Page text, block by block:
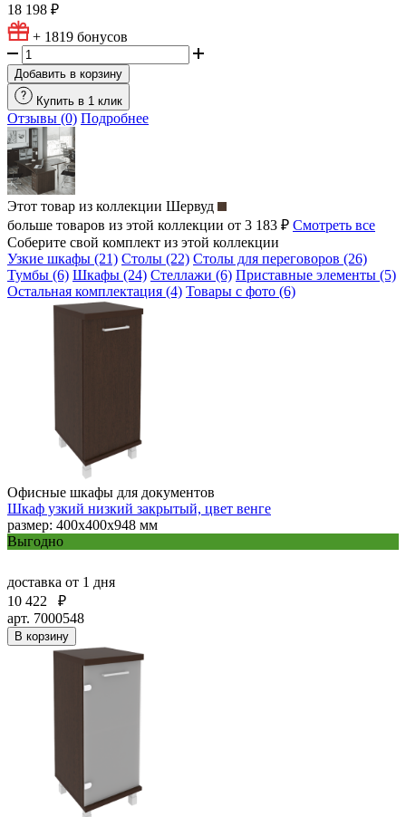
18 198 ₽
+ 1819 бонусов
Добавить в корзину
Купить в 1 клик
Отзывы (0) Подробнее
Этот товар из коллекции Шервуд
больше товаров из этой коллекции от 3 183 ₽ Смотреть все
Соберите свой комплект из этой коллекции
Узкие шкафы (21) Столы (22) Столы для переговоров (26)
Тумбы (6) Шкафы (24) Стеллажи (6) Приставные элементы (5)
Остальная комплектация (4) Товары с фото (6)
Офисные шкафы для документов
Шкаф узкий низкий закрытый, цвет венге
размер: 400х400х948 мм
Выгодно
доставка от 1 дня
10 422
₽
арт. 7000548
В корзину